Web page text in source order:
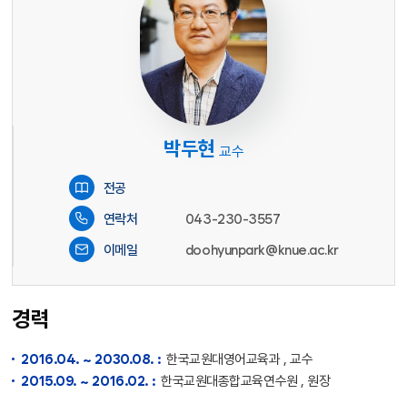
박두현 교수
전공
연락처
043-230-3557
이메일
doohyunpark@knue.ac.kr
경력
2016.04. ~ 2030.08. : 한국교원대영어교육과 , 교수
2015.09. ~ 2016.02. : 한국교원대종합교육연수원 , 원장